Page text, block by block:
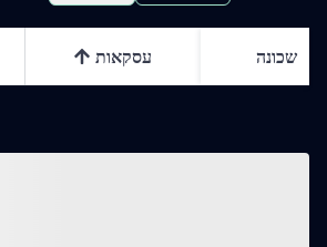
שכונה עסקאות